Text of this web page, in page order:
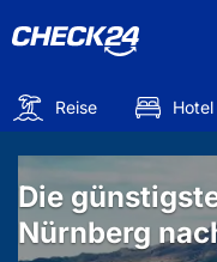
Reise Hotel
Die
Nürnberg